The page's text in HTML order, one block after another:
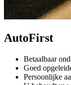
AutoFirst
Betaalbaar
Goed
Persoonlijke